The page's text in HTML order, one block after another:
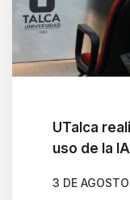
UTalca
uso de la
3 DE